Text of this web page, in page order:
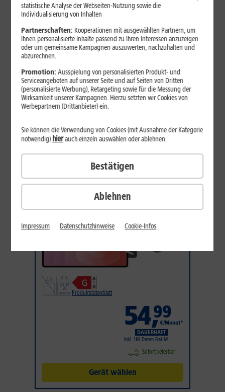
Produktdatenblatt
39,
99
€/Monat*
Sofort lieferbar
Samsung Galaxy Tab S11 Ultra 5G
Produktdatenblatt
54,99
€/Monat*
DAUERHAFT
Inkl. 1&1 Daten-Flat M
Sofort lieferbar
Gerät wählen
statistische Analyse der Webseiten-Nutzung sowie die
Individualisierung von Inhalten
Partnerschaften: Kooperationen mit ausgewählten Partnern, um
Ihnen personalisierte Inhalte passend zu Ihren Interessen anzuzeigen
oder um gemeinsame Kampagnen auszuwerten, nachzuhalten und
abzurechnen.
Promotion:Ausspielung von personalisierten Produkt- und
Serviceangeboten auf unserer Seite und auf Seiten von Dritten
(personalisierte Werbung), Retargeting sowie für die Messung der
Wirksamkeit unserer Kampagnen. Hierzu setzten wir Cookies von
Werbepartnern (Drittanbieter) ein.
Ablehnen
Sie können die Verwendung von Cookies (mit Ausnahme der Kategorie
notwendig)hierauch einzeln auswählen oder ablehnen.
Bestätigen
Impressum Datenschutzhinweise Cookie-Infos